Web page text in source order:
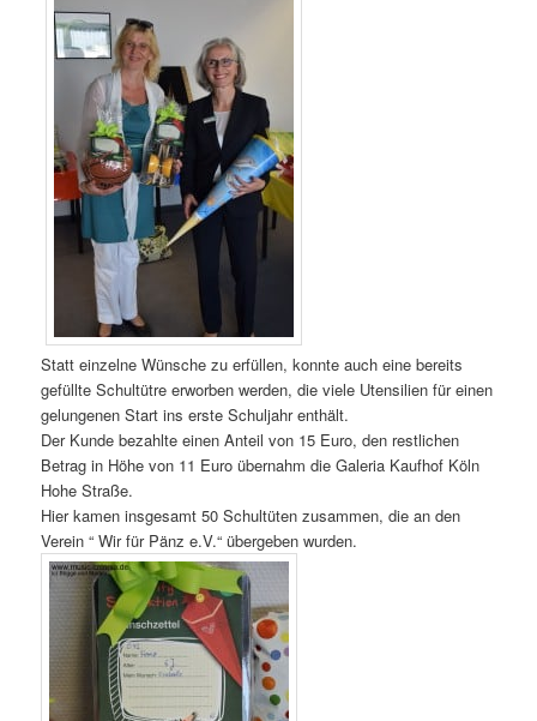
Statt einzelne Wünsche zu erfüllen, konnte auch eine bereits
gefüllte Schultütre erworben werden, die viele Utensilien für einen
gelungenen Start ins erste Schuljahr enthält.
Der Kunde bezahlte einen Anteil von 15 Euro, den restlichen
Betrag in Höhe von 11 Euro übernahm die Galeria Kaufhof Köln
Hohe Straße.
Hier kamen insgesamt 50 Schultüten zusammen, die an den
Verein “ Wir für Pänz e.V.“ übergeben wurden.